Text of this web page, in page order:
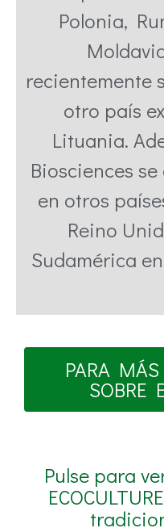
Polonia,
recientemente
otro país
Lituania.
Biosciences
en otros
Reino
Sudamérica
PARA
SOBRE
Pulse para